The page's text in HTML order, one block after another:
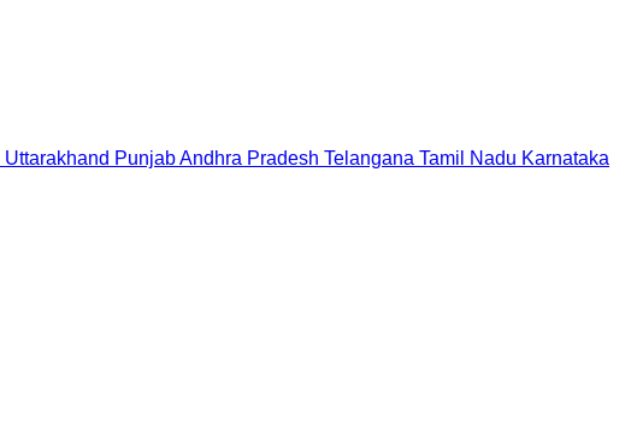
Uttarakhand PunjabAndhra Pradesh Telangana Tamil Nadu Karnataka